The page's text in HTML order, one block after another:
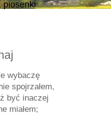
piosenki
wybaczę
spojrzałem,
być inaczej
miałem;